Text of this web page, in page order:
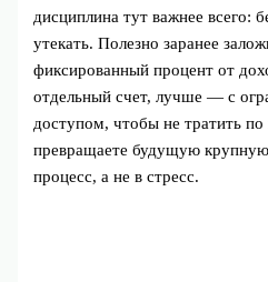
дисциплина тут важнее всего:
утекать. Полезно заранее
фиксированный процент от
отдельный счет, лучше — с
доступом, чтобы не тратить
превращаете будущую
процесс, а не в стресс.